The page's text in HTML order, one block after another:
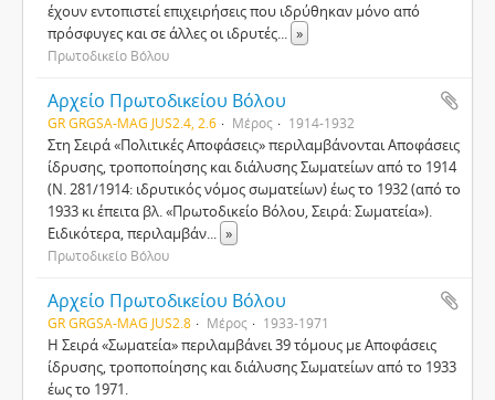
έχουν εντοπιστεί επιχειρήσεις που ιδρύθηκαν μόνο από
πρόσφυγες και σε άλλες οι ιδρυτές... »
Πρωτοδικείο Βόλου
Αρχείο Πρωτοδικείου Βόλου
GR GRGSA-MAG JUS2.4, 2.6 Μέρος 1914-1932
Στη Σειρά «Πολιτικές Αποφάσεις» περιλαμβάνονται Αποφάσεις
ίδρυσης, τροποποίησης και διάλυσης Σωματείων από το 1914
(Ν. 281/1914: ιδρυτικός νόμος σωματείων) έως το 1932 (από το
1933 κι έπειτα βλ. «Πρωτοδικείο Βόλου, Σειρά: Σωματεία»).
Ειδικότερα, περιλαμβάν... »
Πρωτοδικείο Βόλου
Αρχείο Πρωτοδικείου Βόλου
GR GRGSA-MAG JUS2.8 Μέρος 1933-1971
Η Σειρά «Σωματεία» περιλαμβάνει 39 τόμους με Αποφάσεις
ίδρυσης, τροποποίησης και διάλυσης Σωματείων από το 1933
έως το 1971.